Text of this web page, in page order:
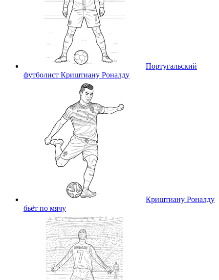
Португальский
футболист Криштиану Роналду
Криштиану Роналду
бьёт по мячу